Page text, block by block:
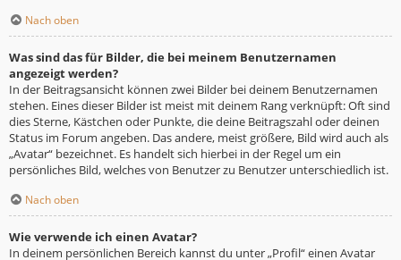
Nach oben
Was sind das für Bilder, die bei meinem Benutzernamen
angezeigt werden?
In der Beitragsansicht können zwei Bilder bei deinem Benutzernamen
stehen. Eines dieser Bilder ist meist mit deinem Rang verknüpft: Oft sind
dies Sterne, Kästchen oder Punkte, die deine Beitragszahl oder deinen
Status im Forum angeben. Das andere, meist größere, Bild wird auch als
„Avatar“ bezeichnet. Es handelt sich hierbei in der Regel um ein
persönliches Bild, welches von Benutzer zu Benutzer unterschiedlich ist.
Nach oben
Wie verwende ich einen Avatar?
In deinem persönlichen Bereich kannst du unter „Profil“ einen Avatar